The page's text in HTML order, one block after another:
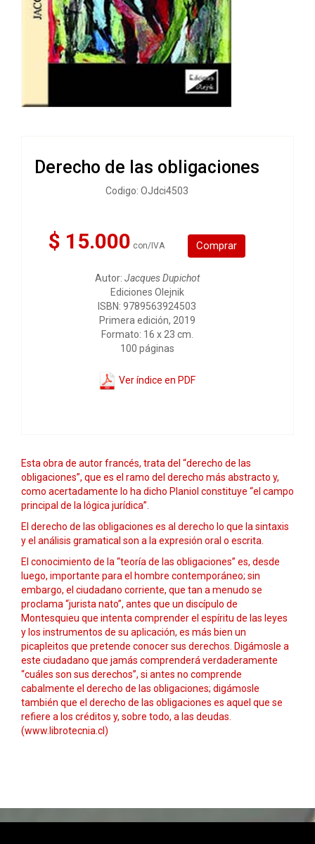
Derecho de las obligaciones
Codigo: OJdci4503
$ 15.000 con/IVA Comprar
Autor: Jacques Dupichot
Ediciones Olejnik
ISBN: 9789563924503
Primera edición, 2019
Formato: 16 x 23 cm.
100 páginas
Ver índice en PDF
Esta obra de autor francés, trata del “derecho de las
obligaciones”, que es el ramo del derecho más abstracto y,
como acertadamente lo ha dicho Planiol constituye “el campo
principal de la lógica jurídica”.
El derecho de las obligaciones es al derecho lo que la sintaxis
y el análisis gramatical son a la expresión oral o escrita.
El conocimiento de la “teoría de las obligaciones” es, desde
luego, importante para el hombre contemporáneo; sin
embargo, el ciudadano corriente, que tan a menudo se
proclama “jurista nato”, antes que un discípulo de
Montesquieu que intenta comprender el espíritu de las leyes
y los instrumentos de su aplicación, es más bien un
picapleitos que pretende conocer sus derechos. Digámosle a
este ciudadano que jamás comprenderá verdaderamente
“cuáles son sus derechos”, si antes no comprende
cabalmente el derecho de las obligaciones; digámosle
también que el derecho de las obligaciones es aquel que se
refiere a los créditos y, sobre todo, a las deudas.
(www.librotecnia.cl)